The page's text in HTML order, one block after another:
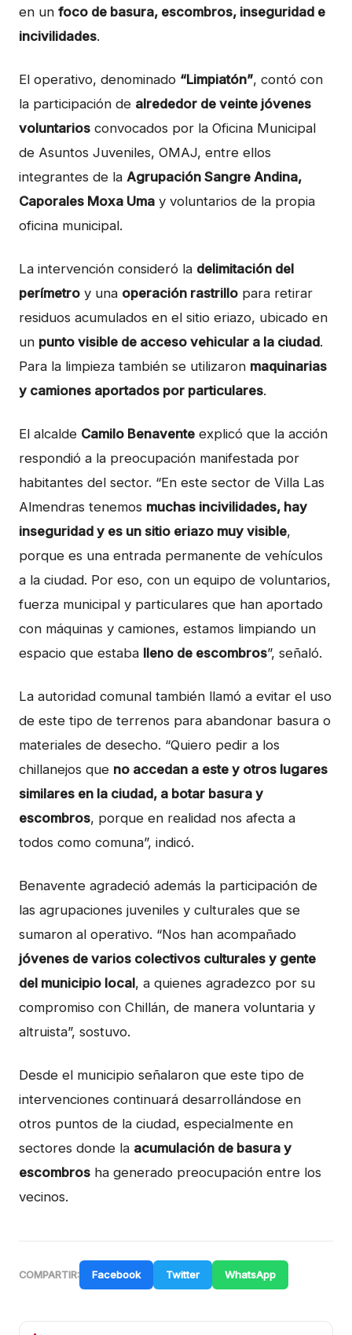
en un foco de basura, escombros, inseguridad e
incivilidades.
El operativo, denominado “Limpiatón”, contó con
la participación de alrededor de veinte jóvenes
voluntarios convocados por la Oficina Municipal
de Asuntos Juveniles, OMAJ, entre ellos
integrantes de la Agrupación Sangre Andina,
Caporales Moxa Uma y voluntarios de la propia
oficina municipal.
La intervención consideró la delimitación del
perímetro y una operación rastrillo para retirar
residuos acumulados en el sitio eriazo, ubicado en
un punto visible de acceso vehicular a la ciudad.
Para la limpieza también se utilizaron maquinarias
y camiones aportados por particulares.
El alcalde Camilo Benavente explicó que la acción
respondió a la preocupación manifestada por
habitantes del sector. “En este sector de Villa Las
Almendras tenemos muchas incivilidades, hay
inseguridad y es un sitio eriazo muy visible,
porque es una entrada permanente de vehículos
a la ciudad. Por eso, con un equipo de voluntarios,
fuerza municipal y particulares que han aportado
con máquinas y camiones, estamos limpiando un
espacio que estaba lleno de escombros”, señaló.
La autoridad comunal también llamó a evitar el uso
de este tipo de terrenos para abandonar basura o
materiales de desecho. “Quiero pedir a los
chillanejos que no accedan a este y otros lugares
similares en la ciudad, a botar basura y
escombros, porque en realidad nos afecta a
todos como comuna”, indicó.
Benavente agradeció además la participación de
las agrupaciones juveniles y culturales que se
sumaron al operativo. “Nos han acompañado
jóvenes de varios colectivos culturales y gente
del municipio local, a quienes agradezco por su
compromiso con Chillán, de manera voluntaria y
altruista”, sostuvo.
Desde el municipio señalaron que este tipo de
intervenciones continuará desarrollándose en
otros puntos de la ciudad, especialmente en
sectores donde la acumulación de basura y
escombros ha generado preocupación entre los
vecinos.
COMPARTIR: Facebook Twitter WhatsApp